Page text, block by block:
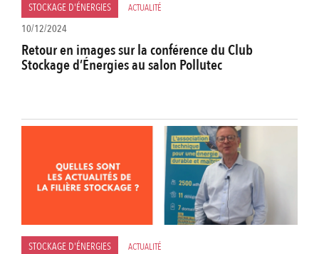
STOCKAGE D'ÉNERGIES ACTUALITÉ
10/12/2024
Retour en images sur la conférence du Club
Stockage d’Énergies au salon Pollutec
STOCKAGE D'ÉNERGIES ACTUALITÉ